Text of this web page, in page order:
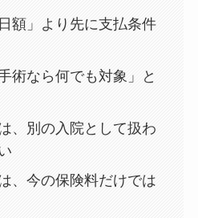
額」より先に支払条件
術なら何でも対象」と
、別の入院として扱わ
、今の保険料だけでは